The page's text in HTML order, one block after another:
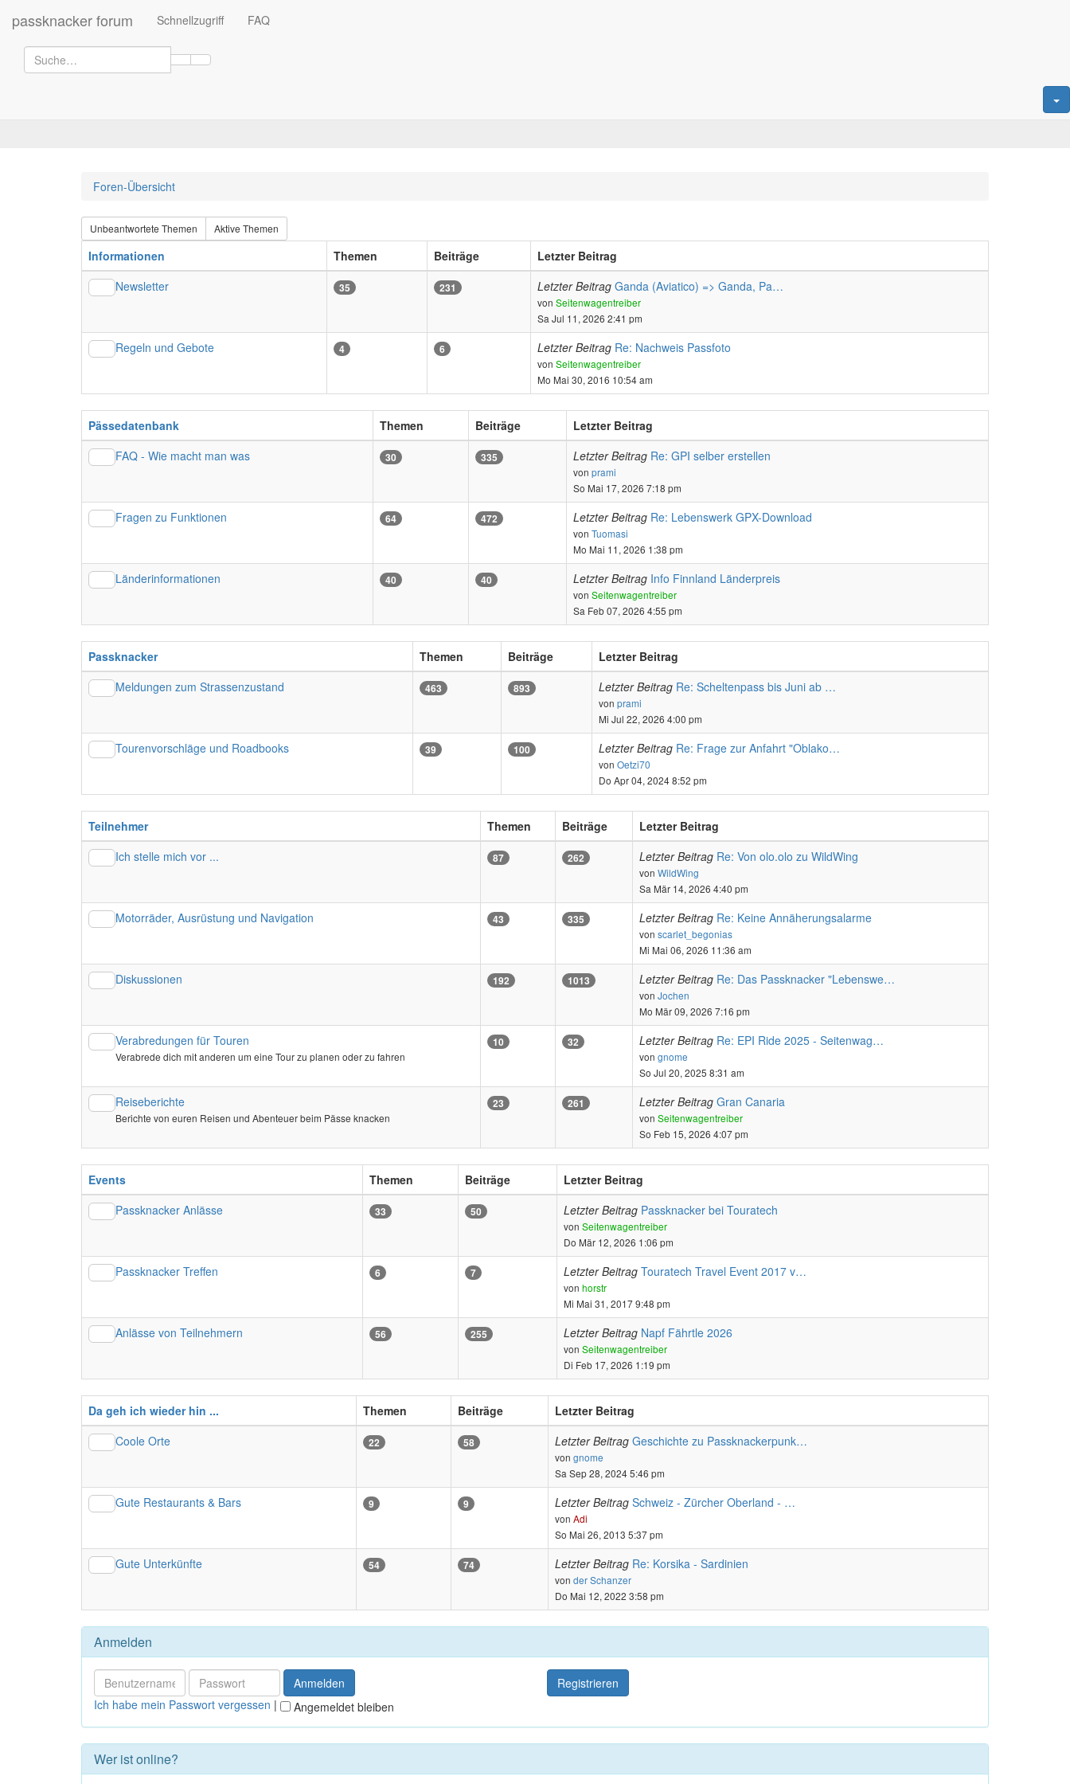
passknacker forum Schnellzugriff FAQ
Foren-Übersicht
Unbeantwortete Themen Aktive Themen
Informationen Themen Beiträge
Letzter Beitrag
Newsletter
35 231 Letzter Beitrag Ganda (Aviatico) => Ganda, Pa…
von SeitenwagentreiberNeuester
Sa Jul 11, 2026 2:41 pm
Regeln und Gebote 4 6 Letzter Beitrag Re: Nachweis Passfoto
von SeitenwagentreiberNeuester
Mo Mai 30, 2016 10:54 am
Pässedatenbank Themen Beiträge
Letzter Beitrag
FAQ - Wie macht man was
30 335 Letzter Beitrag Re: GPI selber erstellen
von prami
Beitrag
So Mai 17, 2026 7:18 pm
Fragen zu Funktionen 64 472 Letzter Beitrag Re: Lebenswerk GPX-Download
von Tuomasi
Beitrag
Mo Mai 11, 2026 1:38 pm
Länderinformationen 40 40 Letzter Beitrag Info Finnland Länderpreis
von SeitenwagentreiberNeuester
Sa Feb 07, 2026 4:55 pm
Passknacker Themen Beiträge
Letzter Beitrag
Meldungen zum Strassenzustand
463 893 Letzter Beitrag Re: Scheltenpass bis Juni ab …
von prami
Beitrag
Mi Jul 22, 2026 4:00 pm
Tourenvorschläge und Roadbooks 39 100 Letzter Beitrag Re: Frage zur Anfahrt "Oblako…
von Oetzi70
Beitrag
Do Apr 04, 2024 8:52 pm
Teilnehmer Themen Beiträge
Letzter Beitrag
Ich stelle mich vor ...
87 262 Letzter Beitrag Re: Von olo.olo zu WildWing
von WildWing
Beitrag
Sa Mär 14, 2026 4:40 pm
Motorräder, Ausrüstung und Navigation 43 335 Letzter Beitrag Re: Keine Annäherungsalarme
von scarlet_begonias
Beitrag
Mi Mai 06, 2026 11:36 am
Diskussionen 192 1013 Letzter Beitrag Re: Das Passknacker "Lebenswe…
von Jochen
Beitrag
Mo Mär 09, 2026 7:16 pm
Verabredungen für Touren
Verabrede dich mit anderen um eine Tour zu planen oder zu fahren
10 32 Letzter Beitrag Re: EPI Ride 2025 - Seitenwag…
von gnome
Beitrag
So Jul 20, 2025 8:31 am
Reiseberichte
Berichte von euren Reisen und Abenteuer beim Pässe knacken
23 261 Letzter Beitrag Gran Canaria
von SeitenwagentreiberNeuester
So Feb 15, 2026 4:07 pm
Events Themen Beiträge
Letzter Beitrag
Passknacker Anlässe
33 50 Letzter Beitrag Passknacker bei Touratech
von SeitenwagentreiberNeuester
Do Mär 12, 2026 1:06 pm
Passknacker Treffen 6 7 Letzter Beitrag Touratech Travel Event 2017 v…
von horstrNeuester
Beitrag
Mi Mai 31, 2017 9:48 pm
Anlässe von Teilnehmern 56 255 Letzter Beitrag Napf Fährtle 2026
von SeitenwagentreiberNeuester
Di Feb 17, 2026 1:19 pm
Da geh ich wieder hin ... Themen Beiträge
Letzter Beitrag
Coole Orte
22 58 Letzter Beitrag Geschichte zu Passknackerpunk…
von gnome
Beitrag
Sa Sep 28, 2024 5:46 pm
Gute Restaurants & Bars 9 9 Letzter Beitrag Schweiz - Zürcher Oberland - …
von Adi
Beitrag
So Mai 26, 2013 5:37 pm
Gute Unterkünfte 54 74 Letzter Beitrag Re: Korsika - Sardinien
von der SchanzerNeuester
Beitrag
Do Mai 12, 2022 3:58 pm
Anmelden
Ich habe mein Passwort vergessen | Angemeldet bleiben
Registrieren
Wer ist online?